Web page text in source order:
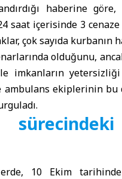
haberine göre,
saat içerisinde 3 cenaze
çok sayıda kurbanın
olduğunu,
imkanların
ambulans ekiplerinin bu
10 Ekim